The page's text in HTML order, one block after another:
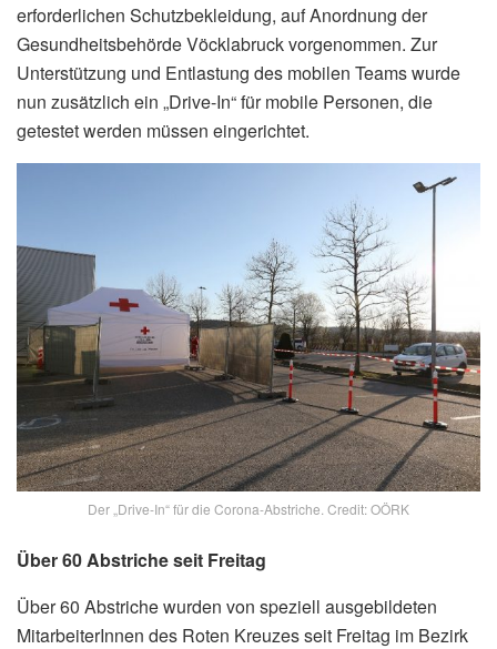
erforderlichen Schutzbekleidung, auf Anordnung der
Gesundheitsbehörde Vöcklabruck vorgenommen. Zur
Unterstützung und Entlastung des mobilen Teams wurde
nun zusätzlich ein „Drive-In“ für mobile Personen, die
getestet werden müssen eingerichtet.
Der „Drive-In“ für die Corona-Abstriche. Credit: OÖRK
Über 60 Abstriche seit Freitag
Über 60 Abstriche wurden von speziell ausgebildeten
MitarbeiterInnen des Roten Kreuzes seit Freitag im Bezirk